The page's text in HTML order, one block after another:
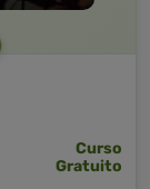
Curso
Gratuito